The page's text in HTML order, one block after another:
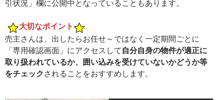
引状況」欄に公開中となっていることもあります。
大切なポイント
売主さんは、出したらお任せ～ではなく一定期間ごとに
「専用確認画面」にアクセスして 自分自身の物件が適正に
取り扱われているか、囲い込みを受けていないかどうか等
をチェック されることをおすすめします。